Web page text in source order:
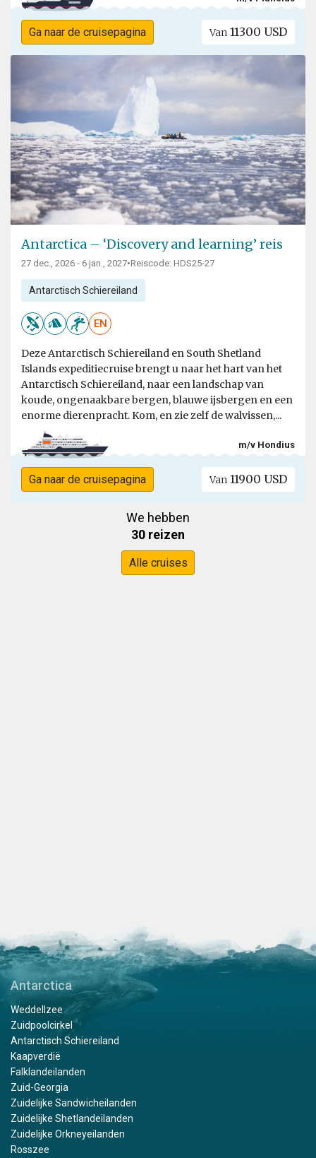
Ga naar de cruisepagina Van 11300 USD
Antarctica – ‘Discovery and learning’ reis
27 dec., 2026 - 6 jan., 2027•Reiscode: HDS25-27
Antarctisch Schiereiland
EN
Deze Antarctisch Schiereiland en South Shetland
Islands expeditiecruise brengt u naar het hart van het
Antarctisch Schiereiland, naar een landschap van
koude, ongenaakbare bergen, blauwe ijsbergen en een
enorme dierenpracht. Kom, en zie zelf de walvissen,...
m/v Hondius
Ga naar de cruisepagina Van 11900 USD
We hebben
30 reizen
Alle cruises
Antarctica
Weddellzee
Zuidpoolcirkel
Antarctisch Schiereiland
Kaapverdië
Falklandeilanden
Zuid-Georgia
Zuidelijke Sandwicheilanden
Zuidelijke Shetlandeilanden
Zuidelijke Orkneyeilanden
Rosszee